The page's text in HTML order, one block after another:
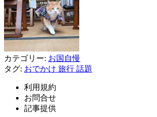
カテゴリー: お国自慢
タグ: おでかけ 旅行 話題
利用規約
お問合せ
記事提供